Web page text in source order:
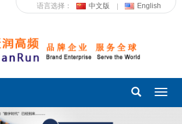
语言选择： 中文版 English